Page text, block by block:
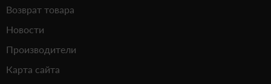
Возврат товара
Новости
Производители
Карта сайта